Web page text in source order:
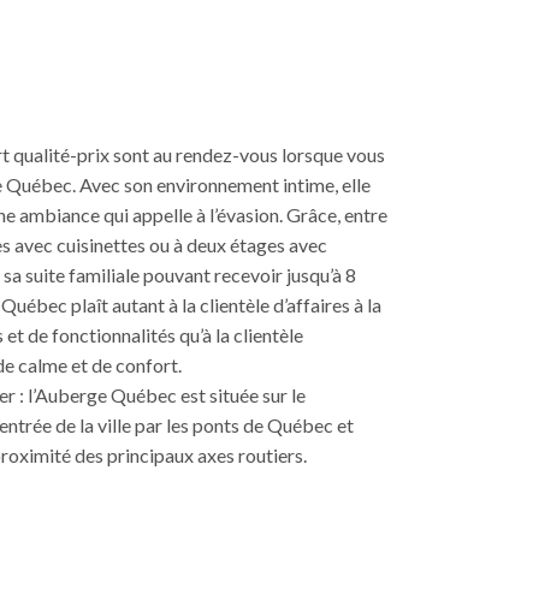
qualité-prix sont au rendez-vous lorsque vous
Québec. Avec son environnement intime, elle
ambiance qui appelle à l’évasion. Grâce, entre
avec cuisinettes ou à deux étages avec
sa suite familiale pouvant recevoir jusqu’à 8
plaît autant à la clientèle d’affaires à la
de fonctionnalités qu’à la clientèle
calme et de confort.
: l’Auberge Québec est située sur le
de la ville par les ponts de Québec et
des principaux axes routiers.